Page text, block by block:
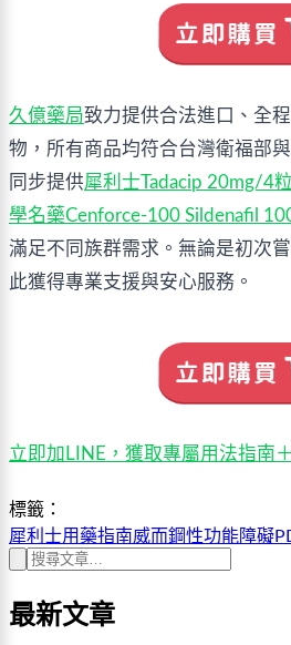
久億藥局致力提供合法進口、全
物，所有商品均符合台灣衛福部
同步提供犀利士Tadacip 20mg/4
學名藥Cenforce-100 Sildenafil
滿足不同族群需求。無論是初次
此獲得專業支援與安心服務。
立即加LINE，獲取專屬用法指南
標籤：
犀利士用藥指南威而鋼性功能障礙
最新文章